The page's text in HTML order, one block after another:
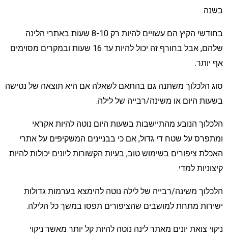
בחודשי הקיץ הם עשויים להיות רק 8-10 שעות באתרי הלינה
שלהם, אבל בחורף זה יכול להיות עד 16 שעות ובמקרים מסוימים
יותר.
הלכלוך משתנה גם בהתאם לשאלה אם היא תוצאה של נטישה
היום או משינה/רבייה של לילה.
הנובע מהתיישבות בשעות היום נוטה להיות אקראי
על שטח די גדול, אם כי בבניינים המשקיפים על אתרי
ציפורים בשימוש טוב, בעיות הקשורות ליונים יכולות להיות
למדי.
משינה/רבייה של לילה נוטה להימצא בערמות גדולות
מתחת למושבים שהציפורים תפסו במשך כל הלילה.
צואת יונים מאתר לינה נוטה להיות קל יותר מאשר ניקוי